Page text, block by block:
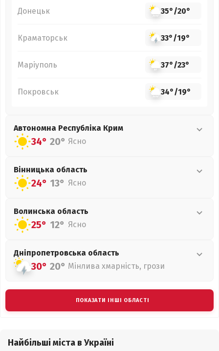
Донецьк 35°/20°
Краматорськ 33°/19°
Маріуполь 37°/23°
Покровськ 34°/19°
Автономна Республіка Крим
34° 20° Ясно
Вінницька область
24° 13° Ясно
Волинська область
25° 12° Ясно
Дніпропетровська область
30° 20° Мінлива хмарність, грози
ПОКАЗАТИ ІНШІ ОБЛАСТІ
Найбільші міста в Україні